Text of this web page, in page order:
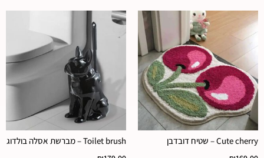
Cute cherry – שטיח דובדבן Toilet brush – מברשת אסלה בולדוג